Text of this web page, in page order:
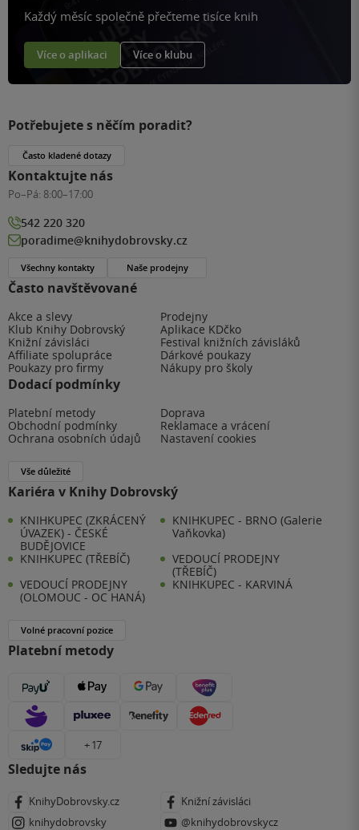
Každý měsíc společně přečteme tisíce knih
Více o aplikaci Více o klubu
Často navštěvované
Akce a slevy
Prodejny
Klub Knihy Dobrovský
Aplikace KDčko
Knižní závisláci
Festival knižních závisláků
Affiliate spolupráce
Dárkové poukazy
Poukazy pro firmy
Nákupy pro školy
Dodací podmínky
Platební metody
Doprava
Obchodní podmínky
Reklamace a vrácení
Ochrana osobních údajů
Nastavení cookies
Vše důležité
Kariéra v Knihy Dobrovský
KNIHKUPEC (ZKRÁCENÝ
ÚVAZEK) - ČESKÉ
BUDĚJOVICE
KNIHKUPEC - BRNO (Galerie
Vaňkovka)
KNIHKUPEC (TŘEBÍČ)
VEDOUCÍ PRODEJNY
(TŘEBÍČ)
VEDOUCÍ PRODEJNY
(OLOMOUC - OC HANÁ)
KNIHKUPEC - KARVINÁ
Volné pracovní pozice
Platební metody
+ 17
Sledujte nás
KnihyDobrovsky.cz
Knižní závisláci
knihydobrovsky
@knihydobrovskycz
Potřebujete s něčím poradit?
Často kladené dotazy
Kontaktujte nás
Po–Pá: 8:00–17:00
542 220 320
poradime@knihydobrovsky.cz
Všechny kontakty Naše prodejny